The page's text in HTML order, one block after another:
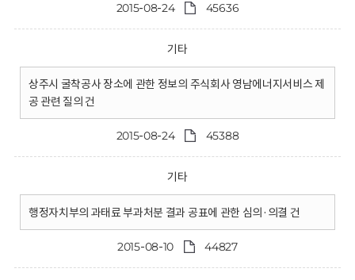
2015-08-24 45636
기타
상주시 굴착공사 장소에 관한 정보의 주식회사 영남에너지서비스 제
공 관련 질의 건
2015-08-24 45388
기타
행정자치부의 과태료 부과처분 결과 공표에 관한 심의·의결 건
2015-08-10 44827